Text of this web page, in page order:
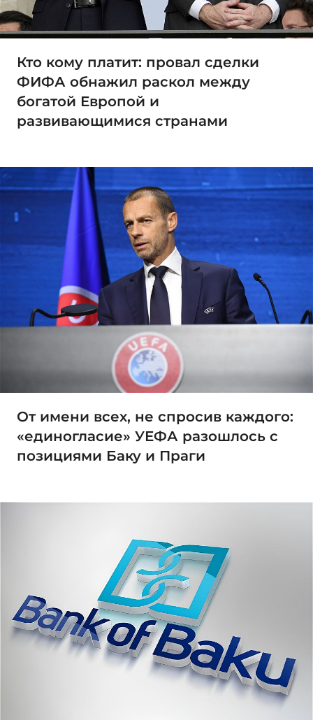
Кто кому платит: провал сделки
ФИФА обнажил раскол между
богатой Европой и
развивающимися странами
От имени всех, не спросив каждого:
«единогласие» УЕФА разошлось с
позициями Баку и Праги